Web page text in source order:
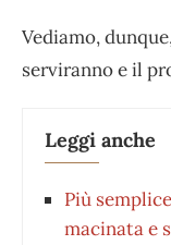
Vediamo,
serviranno e il
Leggi anche
Più
macinata e